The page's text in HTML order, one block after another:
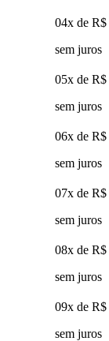
04x de R$
sem juros
05x de R$
sem juros
06x de R$
sem juros
07x de R$
sem juros
08x de R$
sem juros
09x de R$
sem juros